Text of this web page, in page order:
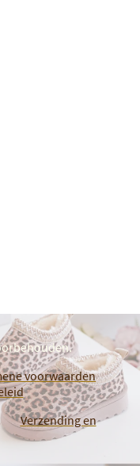
voorwaarden
Verzending en